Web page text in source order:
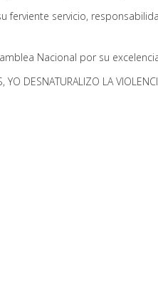
ferviente servicio,
Nacional por su
LA